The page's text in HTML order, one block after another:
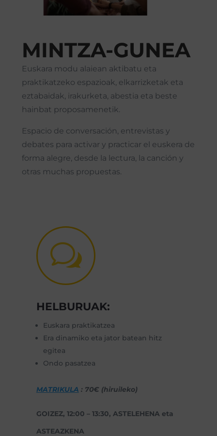
MINTZA-GUNEA
Euskara modu alaiean aktibatu eta
praktikatzeko espazioak, elkarrizketak eta
eztabaidak, irakurketa, abestia eta beste
hainbat proposamenetik.
Espacio de conversación, entrevistas y
debates para activar y practicar el euskera de
forma alegre, desde la lectura, la canción y
otras muchas propuestas.
w
HELBURUAK:
Euskara praktikatzea
Era dinamiko eta jator batean hitz
egitea
Ondo pasatzea
MATRIKULA : 70€ (hiruileko)
GOIZEZ, 12:00 – 13:30, ASTELEHENA eta
ASTEAZKENA